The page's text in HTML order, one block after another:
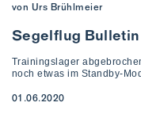
von Urs Brühlmeier
Segelflug Bulletin
Trainingslager
noch etwas im Standby-
01.06.2020